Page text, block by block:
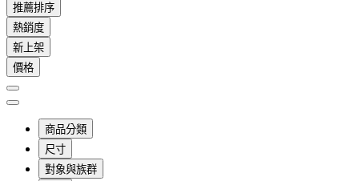
推薦排序
熱銷度
新上架
價格
商品分類
尺寸
對象與族群